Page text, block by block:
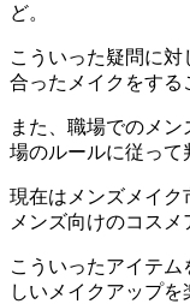
ど。
こういった疑問に
合ったメイクをする
また、職場でのメ
場のルールに従って
現在はメンズメイク
メンズ向けのコスメ
こういったアイテ
しいメイクアップ